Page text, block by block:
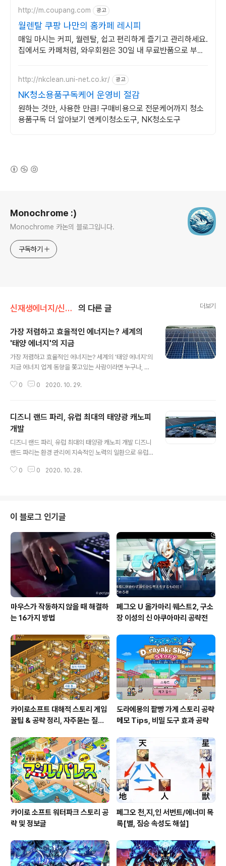
http://m.coupang.com 광고
월렌탈 쿠팡 나만의 홈카페 레시피
매일 마시는 커피, 월렌탈, 쉽고 편리하게 즐기고 관리하세요.
집에서도 카페처럼, 와우회원은 30일 내 무료반품으로 부담
http://nkclean.uni-net.co.kr/ 광고
NK청소용품구독케어 운영비 절감
원하는 것만, 사용한 만큼! 구매비용으로 전문케어까지 청소
용품구독 더 알아보기 엔케이청소도구, NK청소도구
Monochrome :)
Monochrome 카논의 블로그입니다.
구독하기
신재생에너지/신기술 의 다른 글 더보기
가장 저렴하고 효율적인 에너지는? 세계의
'태양 에너지'의 지금
가장 저렴하고 효율적인 에너지는? 세계의 '태양 에너지'의
지금 에너지 업계 동향을 쫓고있는 사람이라면 누구나, 태
있다. 국제 에너지기구 (IEA)가 올해 발표한 세계 에너지
일 전국의 전력 수요 모두를 처음 솔라 에너지에서 조달 하
였다는 소식을 듣고도 놀라지 않을 수 있다. 앞으로 많은 지
역이 더 자주 그리고 장기간 전력의 전체 태양광 에너지 발
전화를 달성하는 것이다. 태양 전지판의 효율이 향상되고
비용이 내려가는 현 상황으로 태양 광 발전은 대체 에너지
원으로 크게 각광받고 있다. 태양광 발전 기술은 나날이 발
0 0 2020. 10. 29.
디즈니 랜드 파리, 유럽 최대의 태양광 캐노피
개발
디즈니 랜드 파리, 유럽 최대의 태양광 캐노피 개발 디즈니
랜드 파리는 환경 관리에 지속적인 노력의 일환으로 유럽
한다고 발표했다. 이 태양광 발전소는 Urbasolar와 공동
작은 도시의 연간 에너지 소비량에 해당하는 것으로 알려
졌다. 이 프로젝트는 이산화탄소 배출량 감축을 위한 노력
의 하나의 단계이며, 수자원을 절약하고 야생 동물의 감소
를 역전시키면서 온실 가스 순 배출량 제로 폐기물 제로를
달성하는 장기 목표를 위한 글로벌 이니셔티브의 일환이라
한다. 태양광 발전소는 7월에 건..
0 0 2020. 10. 28.
이 블로그 인기글
마우스가 작동하지 않을 때 해결하
는 16가지 방법
페그오 U 올가마리 퀘스트2, 구소
장 이성의 신 아쿠아마리 공략전
카이로소프트 대해적 스토리 게임
꿀팁 & 공략 정리, 자주묻는 질문
도라에몽의 팥빵 가게 스토리 공략
메모 Tips, 비밀 도구 효과 공략
카이로 소프트 워터파크 스토리 공
략 및 정보글
페그오 천,지,인 서번트/에너미 목
록[별, 짐승 속성도 해설]